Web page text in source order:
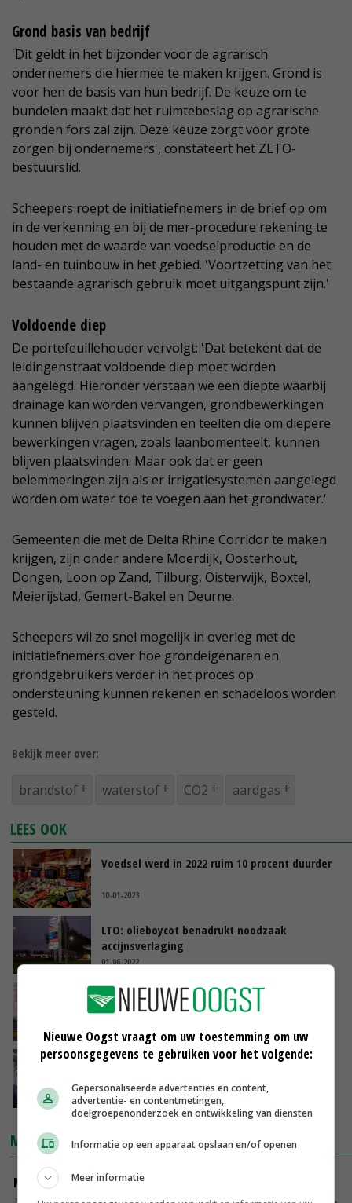
Grond basis van bedrijf
'Dit geldt in het bijzonder voor de agrarisch
ondernemers die hiermee te maken krijgen. Grond is
voor hen de basis van hun bedrijf. De keuze om te
bundelen maakt dat het ruimtebeslag op agrarische
gronden fors zal zijn. Deze keuze zorgt voor grote
zorgen bij ondernemers', constateert het ZLTO-
bestuurslid.
Scheepers roept de initiatiefnemers in de brief op om
in de verkenning en bij de mer-procedure rekening te
houden met de waarde van voedselproductie en de
land- en tuinbouw in het gebied. 'Voortzetting van het
bestaande agrarisch gebruik moet uitgangspunt zijn.'
Voldoende diep
De portefeuillehouder vervolgt: 'Dat betekent dat de
leidingenstraat voldoende diep moet worden
aangelegd. Hieronder verstaan we een diepte waarbij
drainage kan worden vervangen, grondbewerkingen
kunnen blijven plaatsvinden en teelten die om diepere
bewerkingen vragen, zoals laanbomenteelt, kunnen
blijven plaatsvinden. Maar ook dat er geen
belemmeringen zijn als er irrigatiesystemen aangelegd
worden om water toe te voegen aan het grondwater.'
Gemeenten die met de Delta Rhine Corridor te maken
krijgen, zijn onder andere Moerdijk, Oosterhout,
Dongen, Loon op Zand, Tilburg, Oisterwijk, Boxtel,
Meierijstad, Gemert-Bakel en Deurne.
Scheepers wil zo snel mogelijk in overleg met de
initiatiefnemers over hoe grondeigenaren en
grondgebruikers verder in het proces op
ondersteuning kunnen rekenen en schadeloos worden
gesteld.
Bekijk meer over:
brandstof waterstof CO2 aardgas
LEES OOK
Voedsel werd in 2022 ruim 10 procent duurder
10-01-2023
LTO: olieboycot benadrukt noodzaak
accijnsverlaging
01-06-2022
Kabinet verlaagt accijnzen op brandstof per
1 april
Gestegen energieprijzen zorgen voor
04-11-2021
MARKTPRIJZEN
Magere melkpoeder
Nieuwe Oogst vraagt om uw toestemming om uw
persoonsgegevens te gebruiken voor het volgende:
Gepersonaliseerde advertenties en content,
advertentie- en contentmetingen,
doelgroepenonderzoek en ontwikkeling van diensten
Informatie op een apparaat opslaan en/of openen
Meer informatie